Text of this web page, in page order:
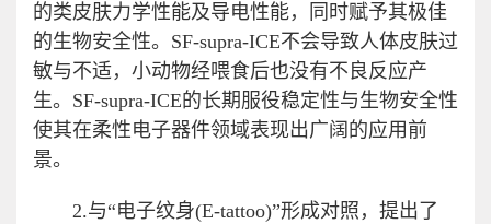
的类皮肤力学性能及导电性能，同时赋予其极佳
的生物安全性。SF-supra-ICE不会导致人体皮肤过
敏与不适，小动物经喂食后也没有不良反应产
生。SF-supra-ICE的长期服役稳定性与生物安全性
使其在柔性电子器件领域表现出广阔的应用前
景。
2.与“电子纹身(E-tattoo)”形成对照，提出了